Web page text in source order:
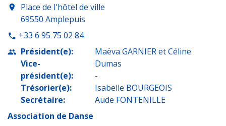
location_on
Place de l'hôtel de ville
69550 Amplepuis
phone +33 6 95 75 02 84
people Président(e):
Vice-
président(e):
Trésorier(e):
Secrétaire:
Maëva GARNIER et Céline
Dumas
-
Isabelle BOURGEOIS
Aude FONTENILLE
Association de Danse